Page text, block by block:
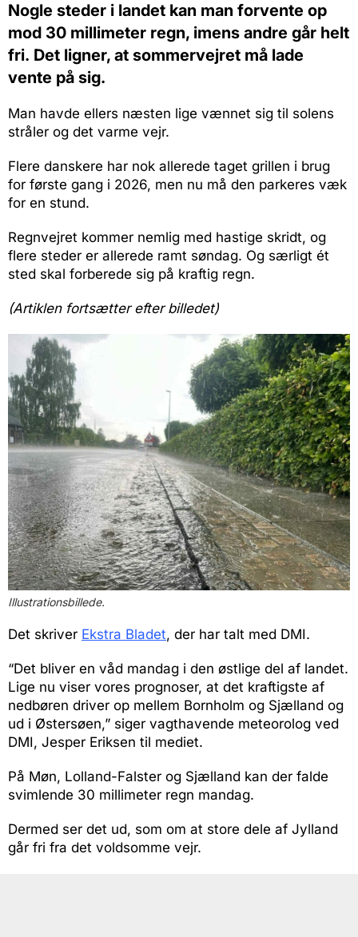
Nogle steder i landet kan man forvente op
mod 30 millimeter regn, imens andre går helt
fri. Det ligner, at sommervejret må lade
vente på sig.
Man havde ellers næsten lige vænnet sig til solens
stråler og det varme vejr.
Flere danskere har nok allerede taget grillen i brug
for første gang i 2026, men nu må den parkeres væk
for en stund.
Regnvejret kommer nemlig med hastige skridt, og
flere steder er allerede ramt søndag. Og særligt ét
sted skal forberede sig på kraftig regn.
(Artiklen fortsætter efter billedet)
Illustrationsbillede.
Det skriver Ekstra Bladet, der har talt med DMI.
“Det bliver en våd mandag i den østlige del af landet.
Lige nu viser vores prognoser, at det kraftigste af
nedbøren driver op mellem Bornholm og Sjælland og
ud i Østersøen,” siger vagthavende meteorolog ved
DMI, Jesper Eriksen til mediet.
På Møn, Lolland-Falster og Sjælland kan der falde
svimlende 30 millimeter regn mandag.
Dermed ser det ud, som om at store dele af Jylland
går fri fra det voldsomme vejr.